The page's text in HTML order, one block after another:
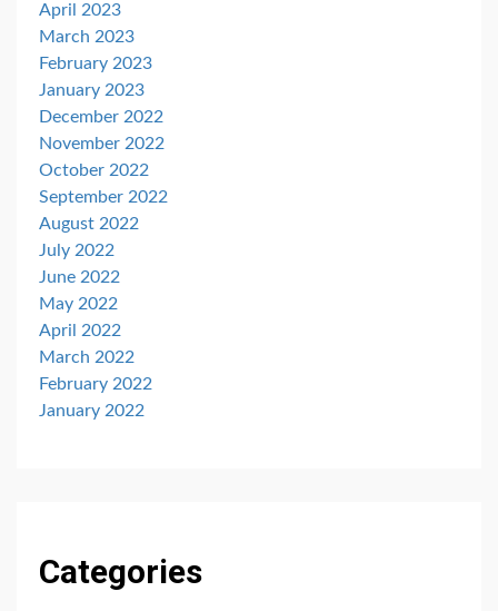
April 2023
March 2023
February 2023
January 2023
December 2022
November 2022
October 2022
September 2022
August 2022
July 2022
June 2022
May 2022
April 2022
March 2022
February 2022
January 2022
Categories